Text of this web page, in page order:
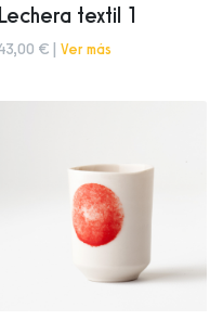
Lechera textil 1
€ | Ver más